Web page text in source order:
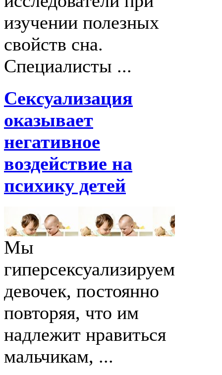
изучении полезных
свойств сна.
Специалисты ...
Сексуализация
оказывает
негативное
воздействие на
психику детей
Мы
гиперсексуализируем
девочек, постоянно
повторяя, что им
надлежит нравиться
мальчикам, ...